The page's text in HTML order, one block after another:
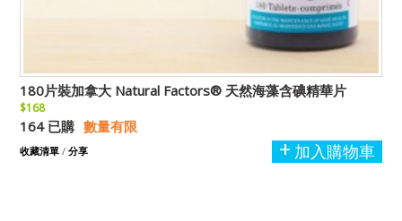
180片裝加拿大 Natural Factors® 天然海藻含碘精華片
$168
164 已購 數量有限
加入購物車
收藏清單 / 分享